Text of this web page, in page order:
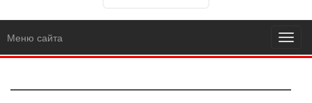
Меню сайта